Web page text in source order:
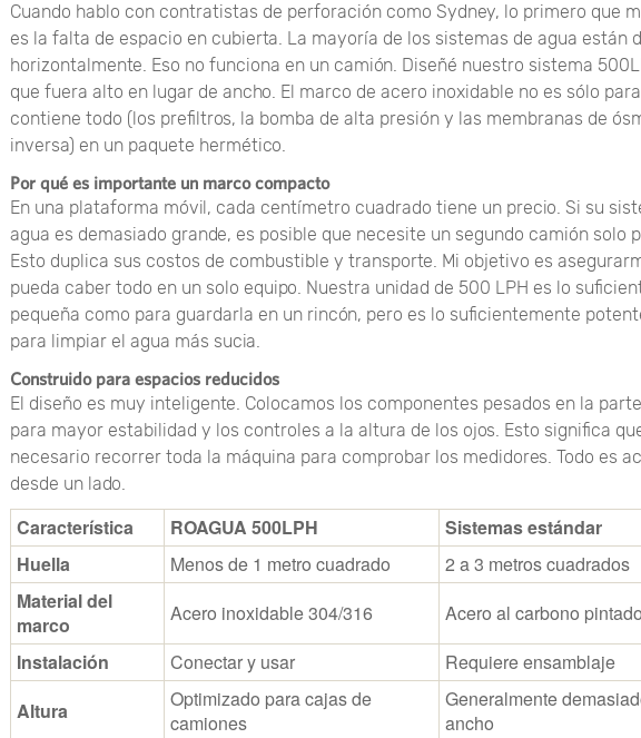
Cuando hablo con contratistas de perforación como Sydney, lo primero que
es la falta de espacio en cubierta. La mayoría de los sistemas de agua están
horizontalmente. Eso no funciona en un camión. Diseñé nuestro sistema
que fuera alto en lugar de ancho. El marco de acero inoxidable no es sólo
contiene todo (los prefiltros, la bomba de alta presión y las membranas de
inversa) en un paquete hermético.
Por qué es importante un marco compacto
En una plataforma móvil, cada centímetro cuadrado tiene un precio. Si su
agua es demasiado grande, es posible que necesite un segundo camión solo
Esto duplica sus costos de combustible y transporte. Mi objetivo es
pueda caber todo en un solo equipo. Nuestra unidad de 500 LPH es lo
pequeña como para guardarla en un rincón, pero es lo suficientemente
para limpiar el agua más sucia.
Construido para espacios reducidos
El diseño es muy inteligente. Colocamos los componentes pesados ​​en la
para mayor estabilidad y los controles a la altura de los ojos. Esto significa
necesario recorrer toda la máquina para comprobar los medidores. Todo es
desde un lado.
Característica ROAGUA 500LPH
Sistemas estándar
Huella
Menos de 1 metro cuadrado
2 a 3 metros cuadrados
Material del
marco
Acero inoxidable 304/316
Acero al carbono pintado
Instalación
Conectar y usar
Requiere ensamblaje
Altura
Optimizado para cajas de
camiones
Generalmente
ancho